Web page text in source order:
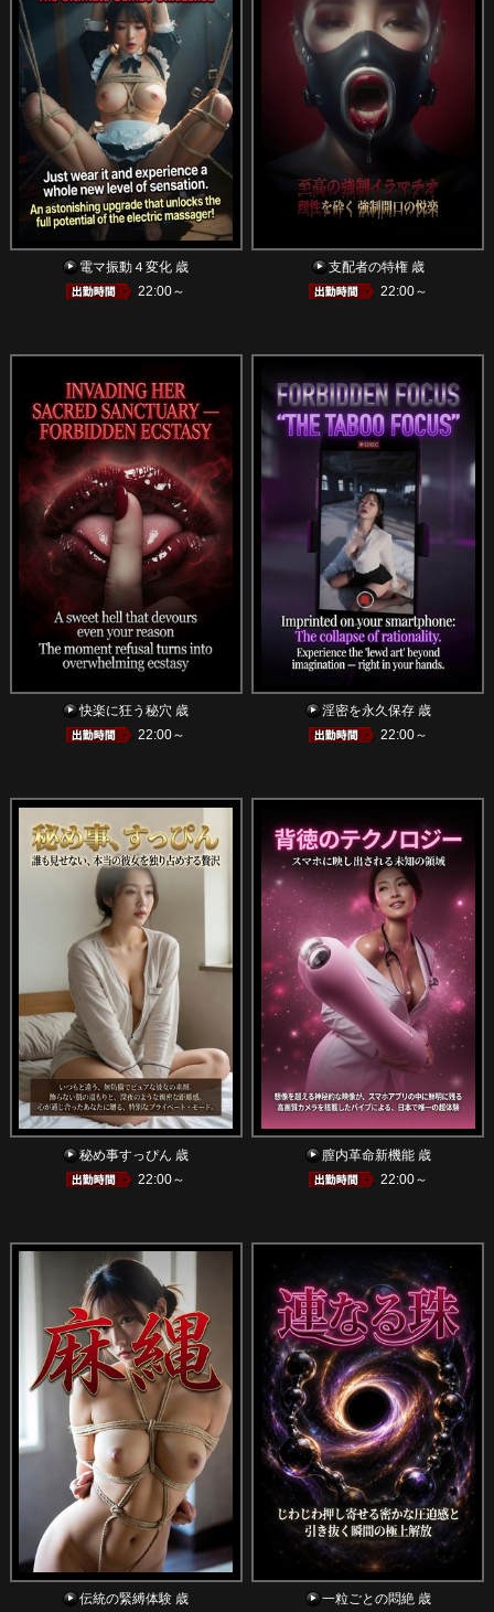
電マ振動４変化 歳
22:00～
支配者の特権 歳
22:00～
快楽に狂う秘穴 歳
22:00～
淫密を永久保存 歳
22:00～
秘め事すっぴん 歳
22:00～
膣内革命新機能 歳
22:00～
伝統の緊縛体験 歳 一粒ごとの悶絶 歳